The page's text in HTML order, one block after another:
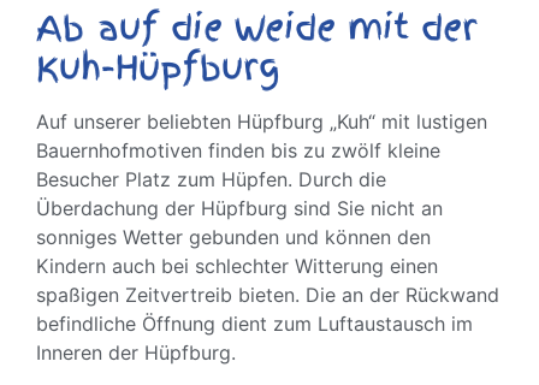
Ab auf die Weide mit der
Kuh-Hüpfburg
Auf unserer beliebten Hüpfburg „Kuh“ mit lustigen
Bauernhofmotiven finden bis zu zwölf kleine
Besucher Platz zum Hüpfen. Durch die
Überdachung der Hüpfburg sind Sie nicht an
sonniges Wetter gebunden und können den
Kindern auch bei schlechter Witterung einen
spaßigen Zeitvertreib bieten. Die an der Rückwand
befindliche Öffnung dient zum Luftaustausch im
Inneren der Hüpfburg.